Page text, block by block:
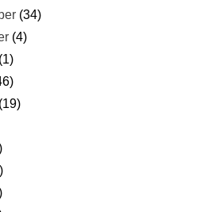
34
4
1
19